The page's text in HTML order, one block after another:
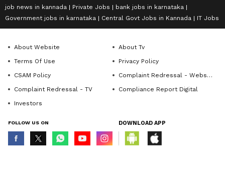
job news in kannada Private Jobs
bank jobs in karnataka
Government jobs in karnataka
Central Govt Jobs in Kannada IT Jobs
About Website
About Tv
Terms Of Use
Privacy Policy
CSAM Policy
Complaint Redressal - Website
Complaint Redressal - TV
Compliance Report Digital
Investors
FOLLOW US ON DOWNLOAD APP